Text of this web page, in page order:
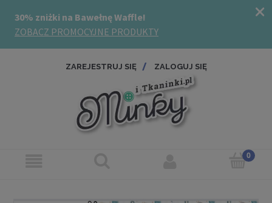
ZAREJESTRUJ SIĘ ZALOGUJ SIĘ